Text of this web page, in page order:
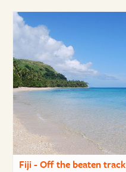
Fiji - Off the beaten track